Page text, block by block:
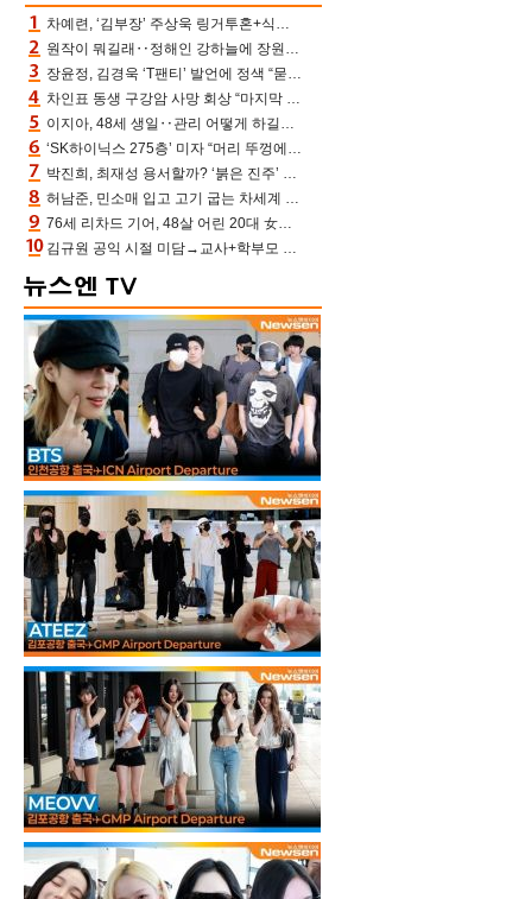
차예련, ‘김부장’ 주상욱 링거투혼+식스팩 비화 “옷 벗는데 아저씨는 안 된다고”(차장금)
원작이 뭐길래‥정해인 강하늘에 장원영까지 참여한 이 영화
장윤정, 김경욱 ‘T팬티’ 발언에 정색 “묻지 않았는데, 그것도 성희롱”(장공장)
차인표 동생 구강암 사망 회상 “마지막 순간 동생 손 잡아준 신애라, 두고두고 고마워” (신애라이프)
이지아, 48세 생일‥관리 어떻게 하길래 놀라운 동안 미모
‘SK하이닉스 275층’ 미자 “머리 뚜껑에서 사, 주식만 안 해도 돈 버는 것”
박진희, 최재성 용서할까? ‘붉은 진주’ 오늘(7일) 결말 나온다
허남준, 민소매 입고 고기 굽는 차세계 실존…영케이도 감탄한 팔근육(공케이)
76세 리차드 기어, 48살 어린 20대 女배우와 로맨스‥허리 감싼 손 포착[할리우드비하인드]
김규원 공익 시절 미담→교사+학부모 추가 미담 속출 “휠체어 탄 아이와 산책도”[종합]